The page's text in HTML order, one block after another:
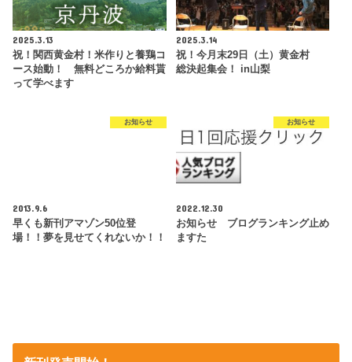
2025.3.13
祝！関西黄金村！米作りと養鶏コ
ース始動！ 無料どころか給料貰
って学べます
2025.3.14
祝！今月末29日（土）黄金村
総決起集会！ in山梨
お知らせ
2013.9.6
早くも新刊アマゾン50位登
場！！夢を見せてくれないか！！
お知らせ
2022.12.30
お知らせ ブログランキング止め
ますた